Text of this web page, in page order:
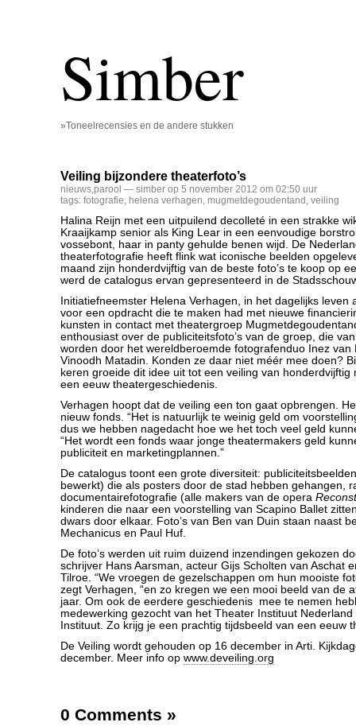
Simber
»Toneelrecensies en de andere stukken
Veiling bijzondere theaterfoto’s
nieuws,parool — simber op 5 november 2012 om 02:50 uur
tags: fotografie, helena verhagen, mugmetdegoudentand , veiling
Halina Reijn met een uitpuilend decolleté in een strakke
Kraaijkamp senior als King Lear in een eenvoudige
vossebont, haar in panty gehulde benen wijd. De
theaterfotografie heeft flink wat iconische beelden
maand zijn honderdvijftig van de beste foto’s te koop op
werd de catalogus ervan gepresenteerd in de
Initiatiefneemster Helena Verhagen, in het dagelijks leven
voor een opdracht die te maken had met nieuwe
kunsten in contact met theatergroep
enthousiast over de publiciteitsfoto’s van de groep, die
worden door het wereldberoemde fotografenduo Inez van
Vinoodh Matadin. Konden ze daar niet méér mee doen?
keren groeide dit idee uit tot een veiling van honderdvijftig
een eeuw theatergeschiedenis.
Verhagen hoopt dat de veiling een ton gaat opbrengen.
nieuw fonds. “Het is natuurlijk te weinig geld om
dus we hebben nagedacht hoe we het toch veel geld
“Het wordt een fonds waar jonge theatermakers geld
publiciteit en marketingplannen.”
De catalogus toont een grote diversiteit:
bewerkt) die als posters door de stad hebben gehangen,
documentairefotografie (alle makers van de opera
kinderen die naar een voorstelling van Scapino Ballet
dwars door elkaar. Foto’s van Ben van Duin staan naast
Mechanicus en Paul Huf.
De foto’s werden uit ruim duizend inzendingen gekozen
schrijver Hans Aarsman, acteur Gijs Scholten van Aschat
Tilroe. “We vroegen de gezelschappen om hun mooiste
zegt Verhagen, “en zo kregen we een mooi beeld van de
jaar. Om ook de eerdere geschiedenis mee te nemen
medewerking gezocht van het Theater Instituut
Instituut. Zo krijg je een prachtig tijdsbeeld van een eeuw
De Veiling wordt gehouden op 16 december in Arti.
december. Meer info op www.deveiling.org
0 Comments »